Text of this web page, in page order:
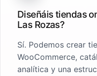
Diseñáis tiendas
Las Rozas?
Sí. Podemos crear
WooCommerce,
analítica y una